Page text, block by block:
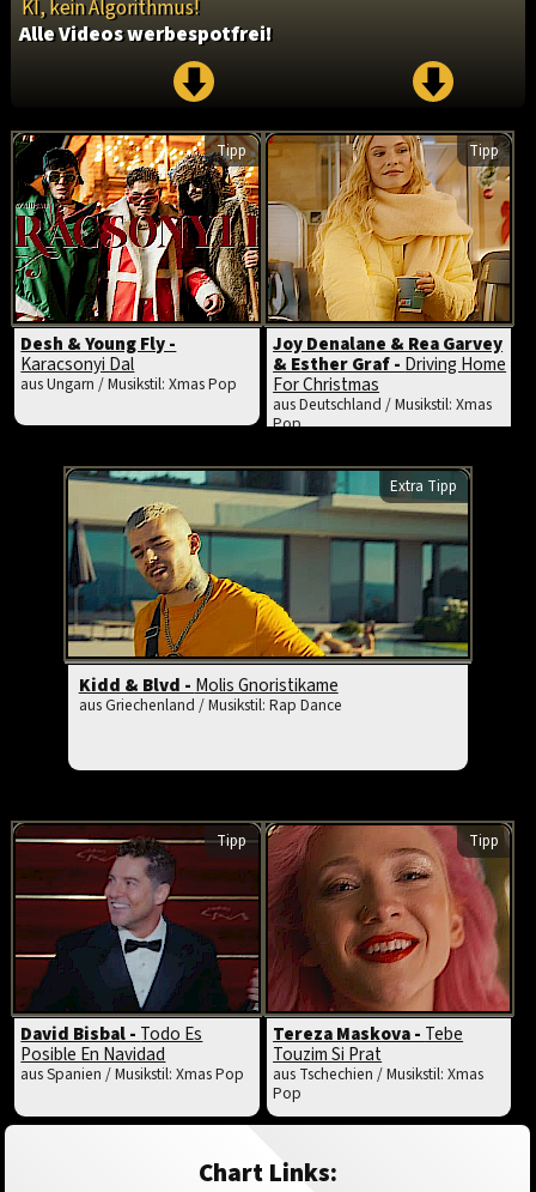
KI, kein Algorithmus!
Alle Videos werbespotfrei!
Tipp
Desh & Young Fly -
Karacsonyi Dal
aus Ungarn / Musikstil: Xmas Pop
Tipp
Joy Denalane & Rea Garvey
& Esther Graf - Driving Home
For Christmas
aus Deutschland / Musikstil: Xmas
Pop
Extra Tipp
Kidd & Blvd - Molis Gnoristikame
aus Griechenland / Musikstil: Rap Dance
Tipp
David Bisbal -Todo Es
Posible En Navidad
aus Spanien / Musikstil: Xmas Pop
Tipp
Tereza Maskova -Tebe
Touzim Si Prat
aus Tschechien / Musikstil: Xmas
Pop
Chart Links: